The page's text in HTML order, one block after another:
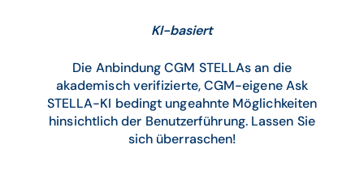
KI-basiert
Die Anbindung CGM STELLAs an die
akademisch verifizierte, CGM-eigene Ask
STELLA-KI bedingt ungeahnte Möglichkeiten
hinsichtlich der Benutzerführung. Lassen Sie
sich überraschen!